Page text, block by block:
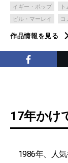
イギー・ポップ
ビル・マーレイ
コ
作品情報を見る
17年かけ
1986年、人気